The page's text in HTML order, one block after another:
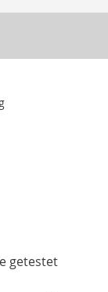
getestet